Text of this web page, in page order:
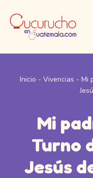
Saltar
contenido
Inicio - Vivencias - Mi
Mi
Turno
Jesús